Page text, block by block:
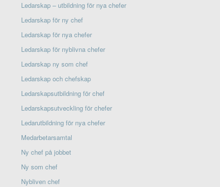
Ledarskap – utbildning för nya chefer
Ledarskap för ny chef
Ledarskap för nya chefer
Ledarskap för nyblivna chefer
Ledarskap ny som chef
Ledarskap och chefskap
Ledarskapsutbildning för chef
Ledarskapsutveckling för chefer
Ledarutbildning för nya chefer
Medarbetarsamtal
Ny chef på jobbet
Ny som chef
Nybliven chef